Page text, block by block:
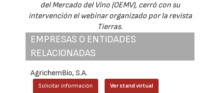
del Mercado del Vino (OEMV), cerró con su
intervención el webinar organizado por la revista
Tierras.
EMPRESAS O ENTIDADES
RELACIONADAS
AgrichemBio, S.A.
Solicitar información Ver stand virtual